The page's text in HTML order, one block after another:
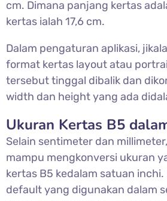
cm. Dimana panjang kertas
kertas ialah 17,6 cm.
Dalam pengaturan aplikasi,
format kertas layout atau
tersebut tinggal dibalik dan
width dan height yang ada
Ukuran Kertas B5
Selain sentimeter dan
mampu mengkonversi ukuran
kertas B5 kedalam satuan
default yang digunakan dalam